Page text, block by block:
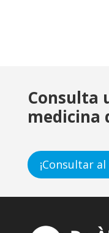
Consulta
medicina
¡Consultar